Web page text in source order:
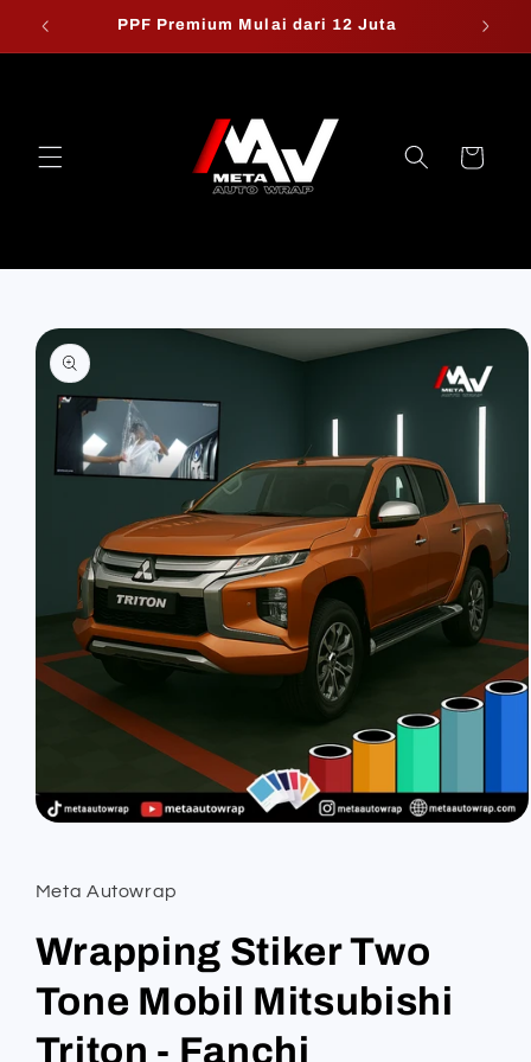
Skip to
PPF Premium Mulai dari 12 Juta
Cart
Skip to
product
information
in
modal
Meta Autowrap
Wrapping Stiker Two
Tone Mobil Mitsubishi
Triton - Fanchi